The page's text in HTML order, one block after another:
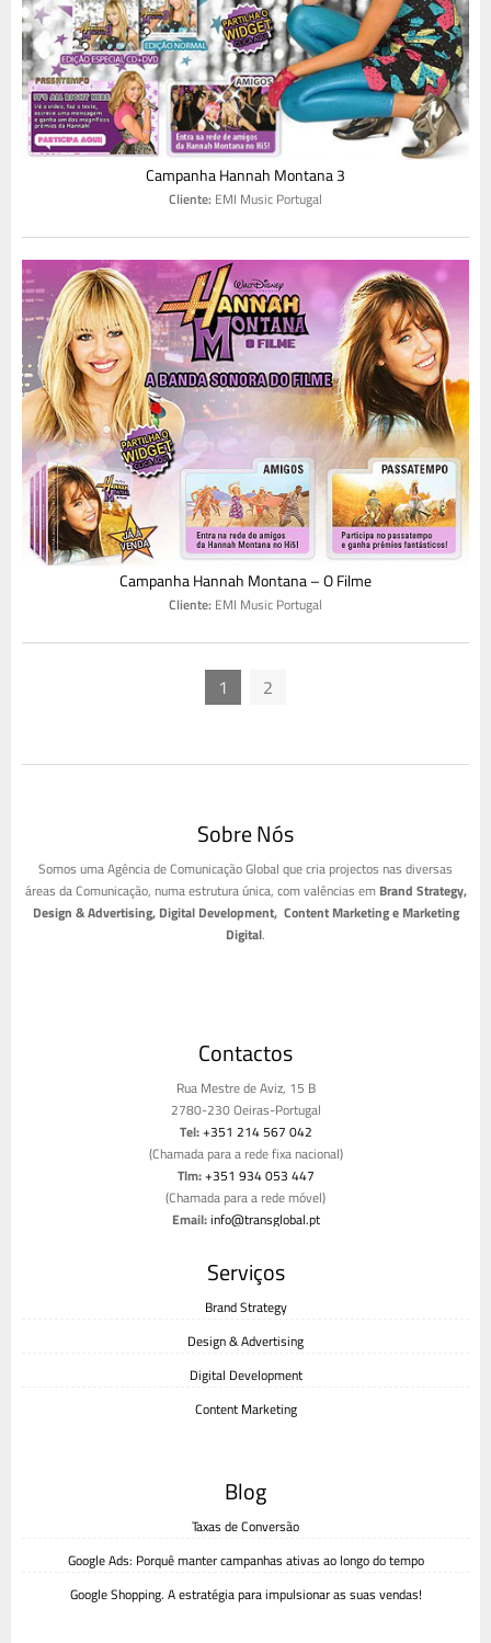
Campanha Hannah Montana 3
Cliente: EMI Music Portugal
Campanha Hannah Montana – O Filme
Cliente: EMI Music Portugal
1 2
Sobre Nós
Somos uma Agência de Comunicação Global que cria projectos nas diversas
áreas da Comunicação, numa estrutura única, com valências em Brand Strategy,
Design & Advertising, Digital Development, Content Marketing e Marketing
Digital.
Contactos
Rua Mestre de Aviz, 15 B
2780-230 Oeiras-Portugal
Tel:+351 214 567 042
(Chamada para a rede fixa nacional)
Tlm:+351 934 053 447
(Chamada para a rede móvel)
Email:info@transglobal.pt
Serviços
Brand Strategy
Design & Advertising
Digital Development
Content Marketing
Blog
Taxas de Conversão
Google Ads: Porquê manter campanhas ativas ao longo do tempo
Google Shopping. A estratégia para impulsionar as suas vendas!